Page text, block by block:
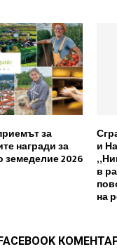
за
награди за
земеделие 2026
и
в
на
FACEBOOK